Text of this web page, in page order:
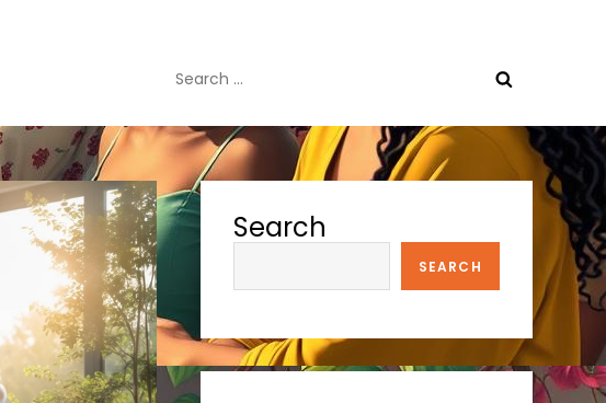
for:
Search
SEARCH